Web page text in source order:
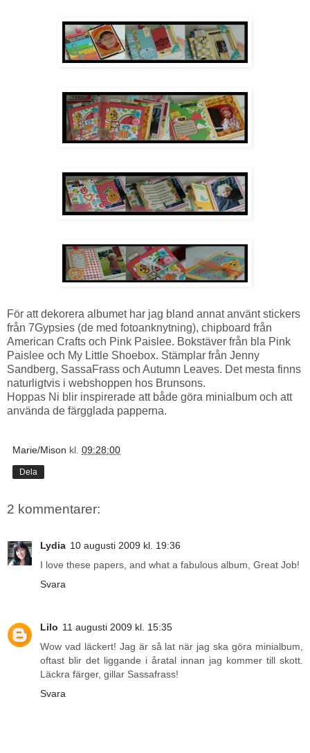
För att dekorera albumet har jag bland annat använt stickers
från 7Gypsies (de med fotoanknytning), chipboard från
American Crafts och Pink Paislee. Bokstäver från bla Pink
Paislee och My Little Shoebox. Stämplar från Jenny
Sandberg, SassaFrass och Autumn Leaves. Det mesta finns
naturligtvis i webshoppen hos Brunsons.
Hoppas Ni blir inspirerade att både göra minialbum och att
använda de färgglada papperna.
Marie/Mison kl. 09:28:00
Dela
2 kommentarer:
Lydia 10 augusti 2009 kl. 19:36
I love these papers, and what a fabulous album, Great Job!
Svara
Lilo 11 augusti 2009 kl. 15:35
Wow vad läckert! Jag är så lat när jag ska göra minialbum,
oftast blir det liggande i åratal innan jag kommer till skott.
Läckra färger, gillar Sassafrass!
Svara